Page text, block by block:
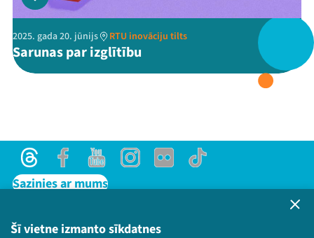
Šī vietne izmanto sīkdatnes
ThreadsFacebookYoutube TikTok
2025. gada 20. jūnijs RTU inovāciju tilts
Sarunas par izglītību
ThreadsFacebookYoutubeInstagram
Flick TikTok
Sazinies ar mums
Lietošanas noteikumi un sīkdatņu politika